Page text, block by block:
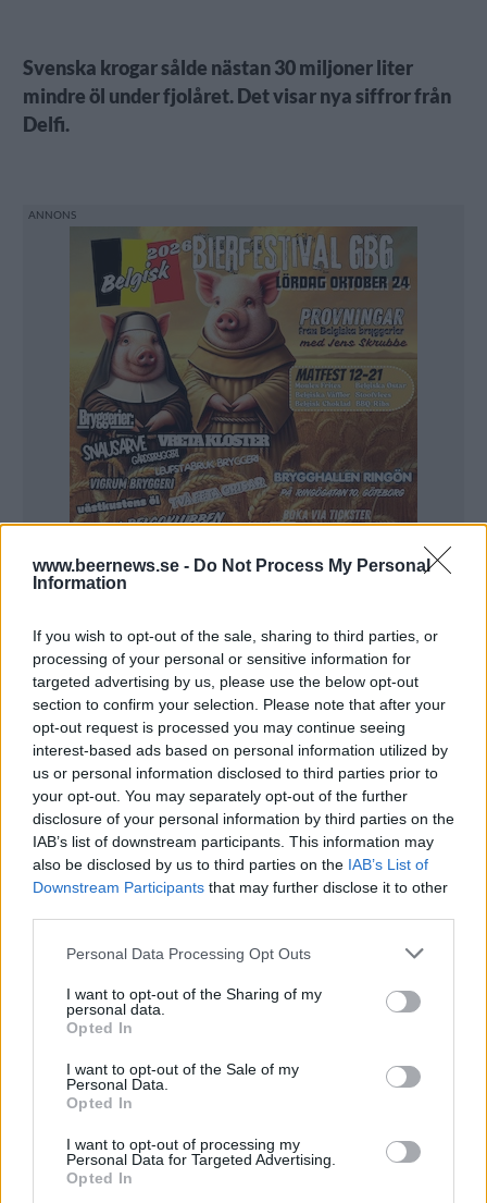
www.beernews.se - Do Not Process My Personal
Information
If you wish to opt-out of the sale, sharing to third parties, or
processing of your personal or sensitive information for
targeted advertising by us, please use the below opt-out
section to confirm your selection. Please note that after your
opt-out request is processed you may continue seeing
interest-based ads based on personal information utilized by
us or personal information disclosed to third parties prior to
your opt-out. You may separately opt-out of the further
disclosure of your personal information by third parties on the
IAB’s list of downstream participants. This information may
also be disclosed by us to third parties on the IAB’s List of
Downstream Participants that may further disclose it to other
Personal Data Processing Opt Outs
I want to opt-out of the Sharing of my
personal data.
Opted In
I want to opt-out of the Sale of my
Personal Data.
Opted In
I want to opt-out of processing my
Personal Data for Targeted Advertising.
Opted In
Svenska krogar sålde nästan 30 miljoner liter
mindre öl under fjolåret. Det visar nya siffror från
Delfi.
Delfi har gjort en totalmarknadsskattning på
uppdrag av Sveriges Bryggerier. Där visar det sig att
den svenska restaurangbranachen tappat stort i
ölförsäljning.
Det är så klart inte överraskande med tanke på de
restriktioner som funnits men tappet är rejält. 2019
såldes det 87,2 miljoner liter öl på svenska barer och
restauranger. 2020 var den siffran nere i 58,6
miljoner liter. Ett tapp på 32,8 procent.
restriktioner under sommaren 2020. Det var också
först vid jul i fjol som kravet på att säga 20.30
infördes,.
Siffrornapresenteras på Folkhälsomyndighetens
hemsida och visar att tappet skett både bland
starkare och svagare starköl. För öl upp till högst 5,6
procent är tappet 32,5 procent. För starkare öl
landar den siffran på 34,8 procent.